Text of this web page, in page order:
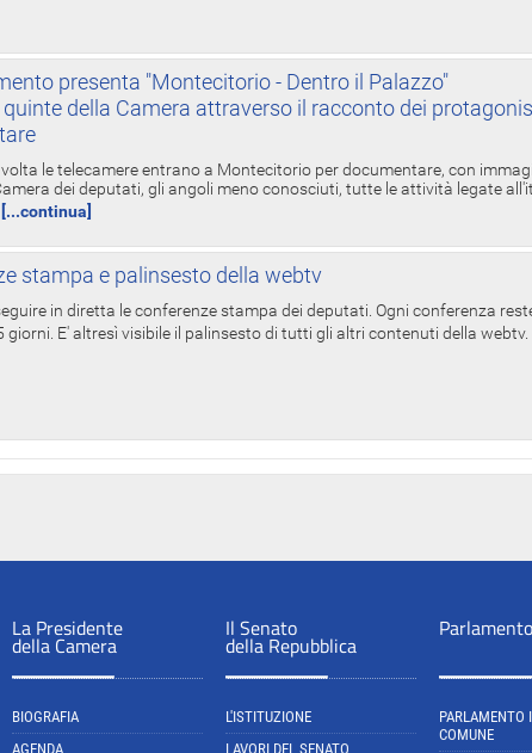
presenta "Montecitorio - Dentro il Palazzo"
quinte della Camera attraverso il racconto dei
le telecamere entrano a Montecitorio per documentare, con
dei deputati, gli angoli meno conosciuti, tutte le attività legate
[...continua]
stampa e palinsesto della webtv
in diretta le conferenze stampa dei deputati. Ogni conferenza
giorni. E' altresì visibile il palinsesto di tutti gli altri contenuti della
La Presidente
della Camera
BIOGRAFIA
AGENDA
Il Senato
della Repubblica
L'ISTITUZIONE
LAVORI DEL SENATO
PARLAMENTO
COMUNE